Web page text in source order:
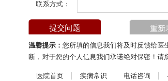
联系方式：
温馨提示： 您所填的信息我们将及时反馈给医
断，对于您的个人信息我们承诺绝对保密！请
医院首页 疾病常识 电话咨询